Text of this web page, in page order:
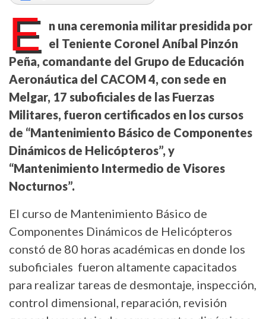
E
n una ceremonia militar presidida por
el Teniente Coronel Aníbal Pinzón
Peña, comandante del Grupo de Educación
Aeronáutica del CACOM 4, con sede en
Melgar, 17 suboficiales de las Fuerzas
Militares, fueron certificados en los cursos
de “Mantenimiento Básico de Componentes
Dinámicos de Helicópteros”, y
“Mantenimiento Intermedio de Visores
Nocturnos”.
El curso de Mantenimiento Básico de
Componentes Dinámicos de Helicópteros
constó de 80 horas académicas en donde los
suboficiales fueron altamente capacitados
para realizar tareas de desmontaje, inspección,
control dimensional, reparación, revisión